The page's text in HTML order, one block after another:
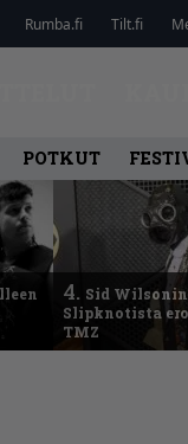
Rumba.fi Tilt.fi
POTKUT
4. Sid
Slipknotista
TMZ